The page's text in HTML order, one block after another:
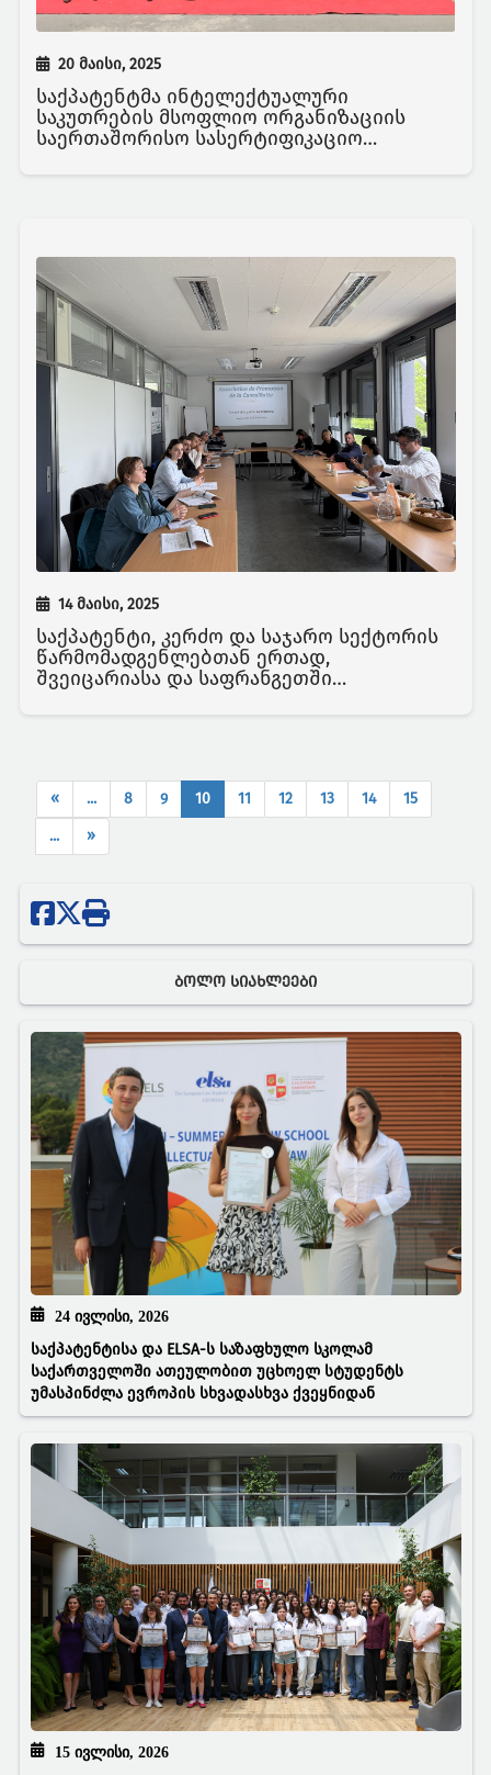
20 მაისი, 2025
საქპატენტმა ინტელექტუალური
საკუთრების მსოფლიო ორგანიზაციის
საერთაშორისო სასერტიფიკაციო
14 მაისი, 2025
საქპატენტი, კერძო და საჯარო სექტორის
წარმომადგენლებთან ერთად,
შვეიცარიასა და საფრანგეთში
« ... 8 9 10(current)
11 12 13 14
15
...
»
ᲑᲝᲚᲝ ᲡᲘᲐᲮᲚᲔᲔᲑᲘ
24 ᲘᲕᲚᲘᲡᲘ, 2026
საქპატენტისა და ELSA-ს საზაფხულო სკოლამ
საქართველოში ათეულობით უცხოელ სტუდენტს
უმასპინძლა ევროპის სხვადასხვა ქვეყნიდან
15 ᲘᲕᲚᲘᲡᲘ, 2026